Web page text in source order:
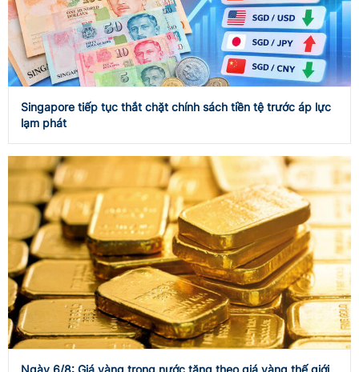
Singapore tiếp tục thắt chặt chính sách tiền tệ trước áp lực
lạm phát